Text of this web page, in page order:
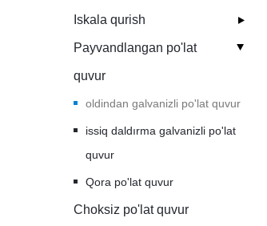
Iskala qurish
Payvandlangan po'lat
quvur
oldindan galvanizli po'lat quvur
issiq daldırma galvanizli po'lat
quvur
Qora po'lat quvur
Choksiz po'lat quvur